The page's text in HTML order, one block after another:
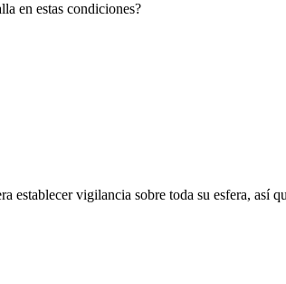
en estas condiciones?
establecer vigilancia sobre toda su esfera, así